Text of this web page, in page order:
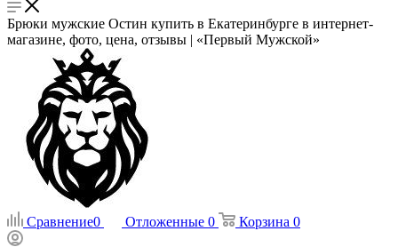
Брюки мужские Остин купить в Екатеринбурге в интернет-
магазине, фото, цена, отзывы | «Первый Мужской»
Сравнение0 Отложенные 0 Корзина 0